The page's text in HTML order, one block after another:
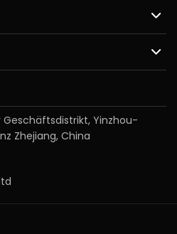
Geschäftsdistrikt, Yinzhou-
Zhejiang, China